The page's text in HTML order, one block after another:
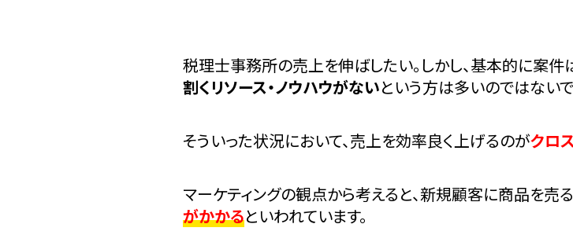
税理士事務所の売上を伸ばしたい。しかし、基本的に案件
割くリソース・ノウハウがないという方は多いのではないで
そういった状況において、売上を効率良く上げるのがクロ
マーケティングの観点から考えると、新規顧客に商品を
がかかるといわれています。